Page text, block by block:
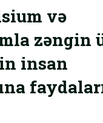
və
zəngin
insan